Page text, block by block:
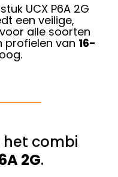
UCX P6A 2G
een veilige,
alle soorten
profielen van 16-
het combi
2G.